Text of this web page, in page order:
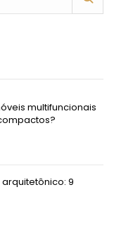
multifuncionais
9